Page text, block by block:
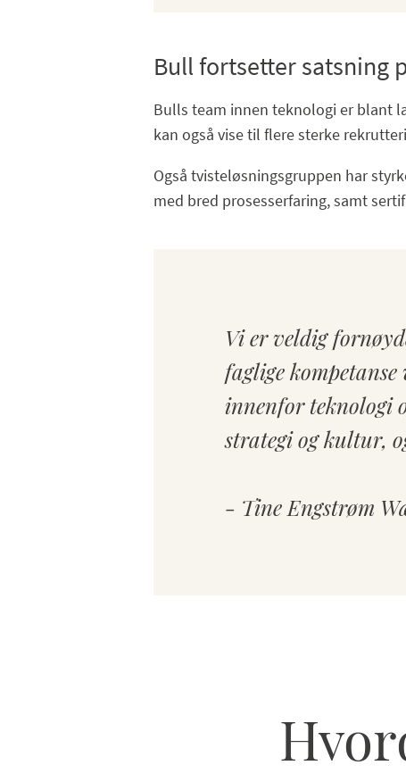
Bull fortsetter satsning
Bulls team innen teknologi er blant
kan også vise til flere sterke
Også tvisteløsningsgruppen har
med bred prosesserfaring, samt
Vi er veldig
faglige
innenfor teknologi
strategi og kultur,
- Tine Engstrøm